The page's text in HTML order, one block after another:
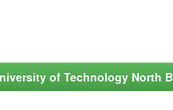
of Technology North